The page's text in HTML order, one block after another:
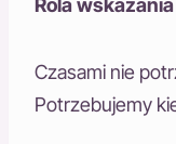
Rola
Czasami nie
Potrzebujemy